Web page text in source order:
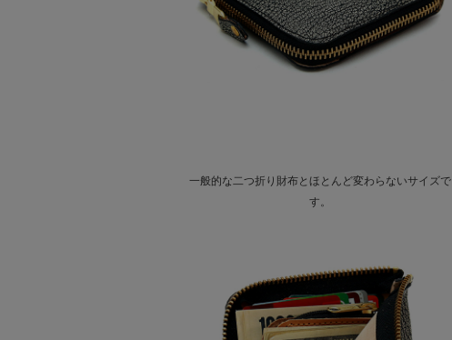
一般的な二つ折り財布とほとんど変わらないサイズで
す。